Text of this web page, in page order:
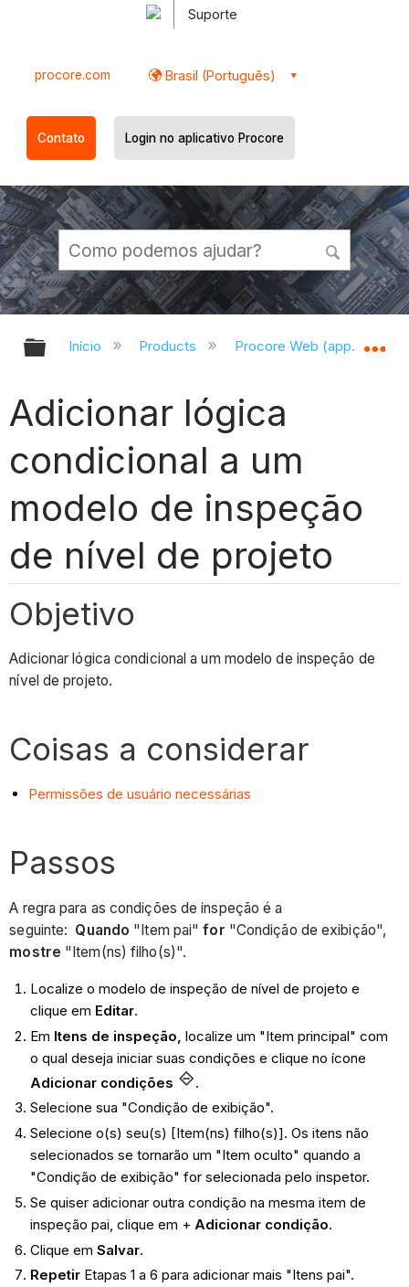
Suporte
procore.com Brasil (Português)
Contato Login no aplicativo Procore
Expandir/recolher hierarquia
Início Products Procore Web
Adicionar lógica
condicional a um
modelo de inspeção
de nível de projeto
Objetivo
Adicionar lógica condicional a um modelo de inspeção de
nível de projeto.
Coisas a considerar
Permissões de usuário necessárias
Passos
A regra para as condições de inspeção é a
seguinte: Quando "Item pai"for "Condição de exibição",
mostre "Item(ns) filho(s)".
Localize o modelo de inspeção de nível de projeto e
clique em Editar.
Em Itens de inspeção, localize um "Item principal" com
o qual deseja iniciar suas condições e clique no ícone
Adicionar condições
.
Selecione sua "Condição de exibição".
Selecione o(s) seu(s) [Item(ns) filho(s)]. Os itens não
selecionados se tornarão um "Item oculto" quando a
"Condição de exibição" for selecionada pelo inspetor.
Se quiser adicionar outra condição na mesma item de
inspeção pai, clique em + Adicionar condição.
Clique em Salvar.
Repetir Etapas 1 a 6 para adicionar mais "Itens pai".